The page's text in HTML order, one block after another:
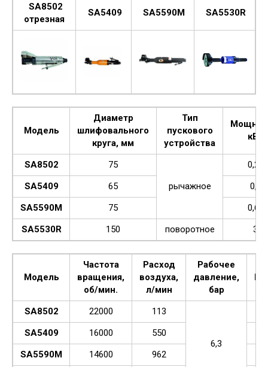
SA8502
отрезная
SA5409 SA5590M SA5530R
Модель
Диаметр
шлифовального
круга, мм
Тип
пускового
устройства
кВт
SA8502
75
рычажное
0,29
SA5409
65
0,6
SA5590M
75
0,68
SA5530R
150 поворотное 3
Модель
Частота
вращения,
об/мин.
Расход
воздуха,
л/мин
Рабочее
давление,
бар
SA8502 22000 113
6,3
SA5409
16000
550
SA5590M
14600
962